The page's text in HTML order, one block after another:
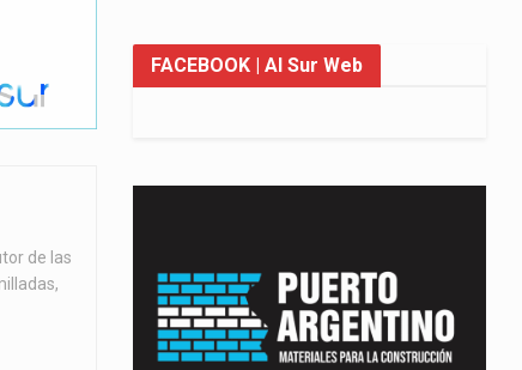
de las
FACEBOOK | Al Sur Web